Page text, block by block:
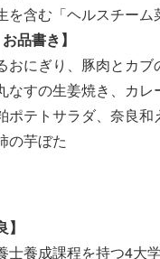
を含む「ヘルスチー
品書き】
おにぎり、豚肉とカブ
なすの生姜焼き、カ
ポテトサラダ、奈良和
の芋ぼた
】
養成課程を持つ4大学